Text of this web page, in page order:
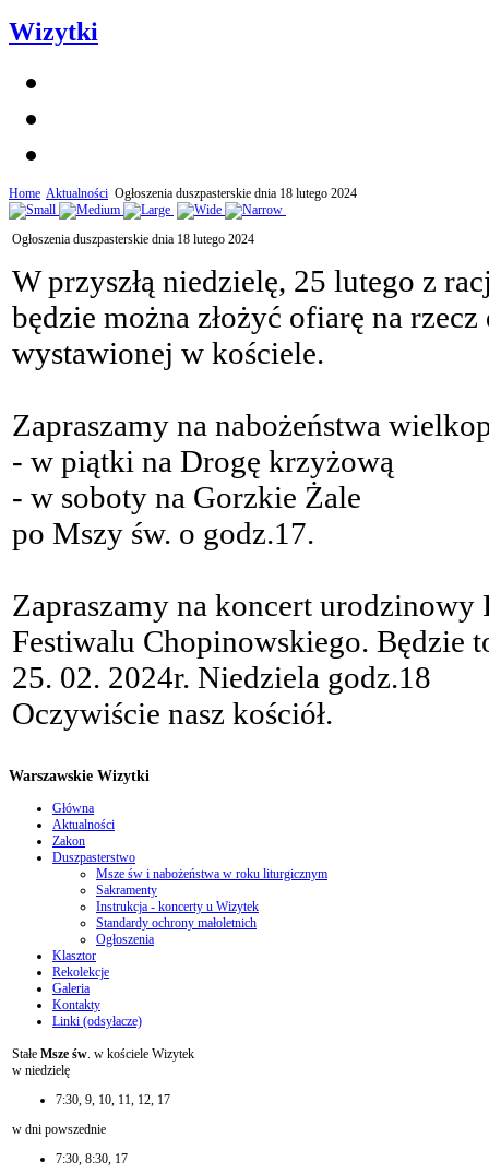
Wizytki
Home Aktualności Ogłoszenia duszpasterskie dnia 18 lutego 2024
Ogłoszenia duszpasterskie dnia 18 lutego 2024
W przyszłą niedzielę, 25 lutego z
będzie można złożyć ofiarę na
wystawionej w kościele.
Zapraszamy na nabożeństwa
- w piątki na Drogę krzyżową
- w soboty na Gorzkie Żale
po Mszy św. o godz.17.
Zapraszamy na koncert
Festiwalu Chopinowskiego. Będzie
25. 02. 2024r. Niedziela godz.18
Oczywiście nasz kościół.
Warszawskie Wizytki
Główna
Aktualności
Zakon
Duszpasterstwo
Msze św i nabożeństwa w roku liturgicznym
Sakramenty
Instrukcja - koncerty u Wizytek
Standardy ochrony małoletnich
Ogłoszenia
Klasztor
Rekolekcje
Galeria
Kontakty
Linki (odsyłacze)
Stałe Msze św. w kościele Wizytek
w niedzielę
7:30, 9, 10, 11, 12, 17
w dni powszednie
7:30, 8:30, 17